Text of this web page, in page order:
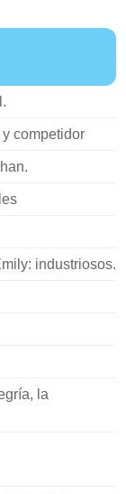
competidor
industriosos.
la